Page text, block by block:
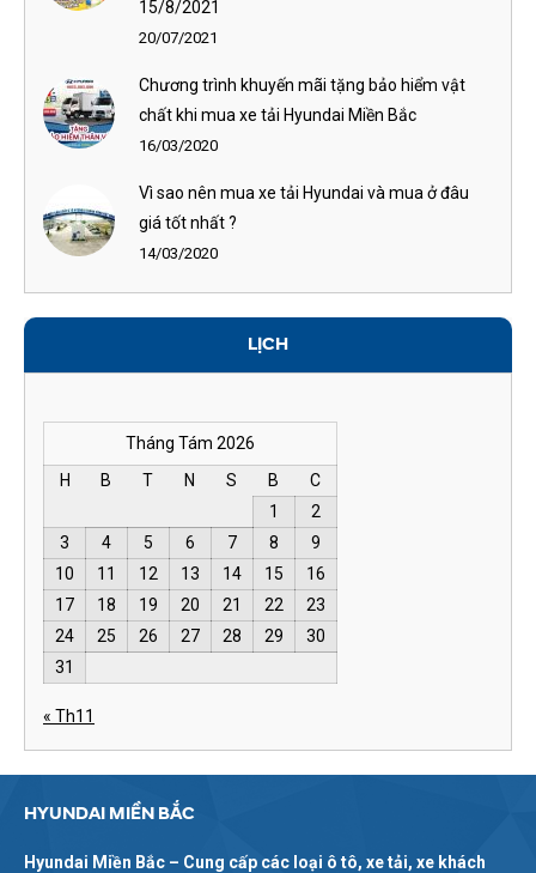
15/8/2021
20/07/2021
Chương trình khuyến mãi tặng bảo hiểm vật
chất khi mua xe tải Hyundai Miền Bắc
16/03/2020
Vì sao nên mua xe tải Hyundai và mua ở đâu
giá tốt nhất ?
14/03/2020
LỊCH
Tháng Tám 2026
H
B T N S B
C
1
2
3
4 5 6 7 8
9
10
11 12 13 14 15
16
17
18 19 20 21 22
23
24
25 26 27 28 29
30
31
« Th11
HYUNDAI MIỀN BẮC
Hyundai Miền Bắc – Cung cấp các loại ô tô, xe tải, xe khách